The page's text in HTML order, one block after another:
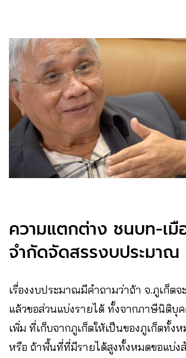
ความแตกต่าง ชนบท-เ
จำกัดจัดสรรงบประมาณ
เรื่องงบประมาณมีคำถามว่าถ้า จ.ภูเก็ตจ
แล้วขอส่วนแบ่งรายได้ ทั้งจากภาษีนิติบุ
เพิ่ม ที่เก็บจากภูเก็ตให้เป็นของภูเก็ตทั้ง
หรือ ถ้าพื้นที่ที่มีรายได้สูงทั้งหมดขอแบ่ง